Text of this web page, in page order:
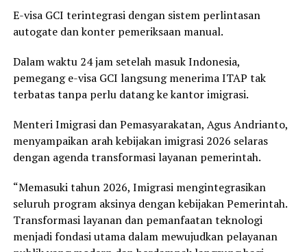
E-visa GCI terintegrasi dengan sistem perlintasan
autogate dan konter pemeriksaan manual.
Dalam waktu 24 jam setelah masuk Indonesia,
pemegang e-visa GCI langsung menerima ITAP tak
terbatas tanpa perlu datang ke kantor imigrasi.
Menteri Imigrasi dan Pemasyarakatan, Agus Andrianto,
menyampaikan arah kebijakan imigrasi 2026 selaras
dengan agenda transformasi layanan pemerintah.
“Memasuki tahun 2026, Imigrasi mengintegrasikan
seluruh program aksinya dengan kebijakan Pemerintah.
Transformasi layanan dan pemanfaatan teknologi
menjadi fondasi utama dalam mewujudkan pelayanan